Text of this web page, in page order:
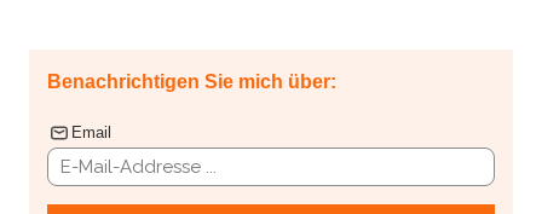
Benachrichtigen Sie mich über:
Email